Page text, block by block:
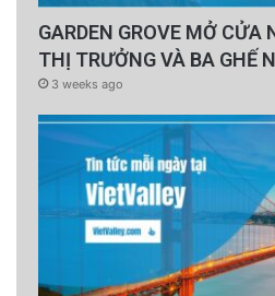
GARDEN GROVE MỞ
THỊ TRƯỞNG VÀ BA GHẾ
3 weeks ago